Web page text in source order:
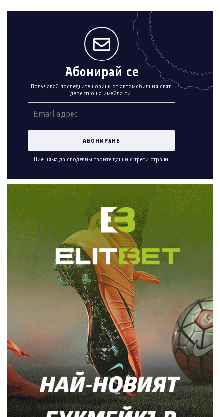
Абонирай се
Получавай последните новини от автомобилния свят
деректно на имейла си.
Ние няма да споделим твоите данни с трети страни.